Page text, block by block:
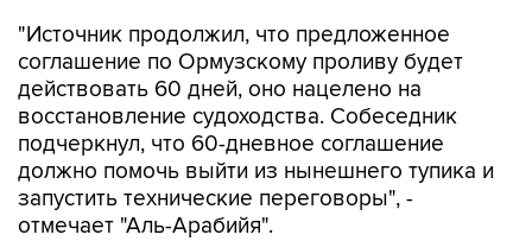
"Источник продолжил, что предложенное
соглашение по Ормузскому проливу будет
действовать 60 дней, оно нацелено на
восстановление судоходства. Собеседник
подчеркнул, что 60-дневное соглашение
должно помочь выйти из нынешнего тупика и
запустить технические переговоры", -
отмечает "Аль-Арабийя".